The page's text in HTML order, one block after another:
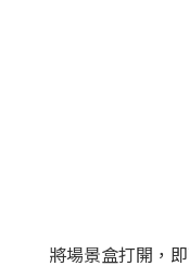
將場景盒打開，